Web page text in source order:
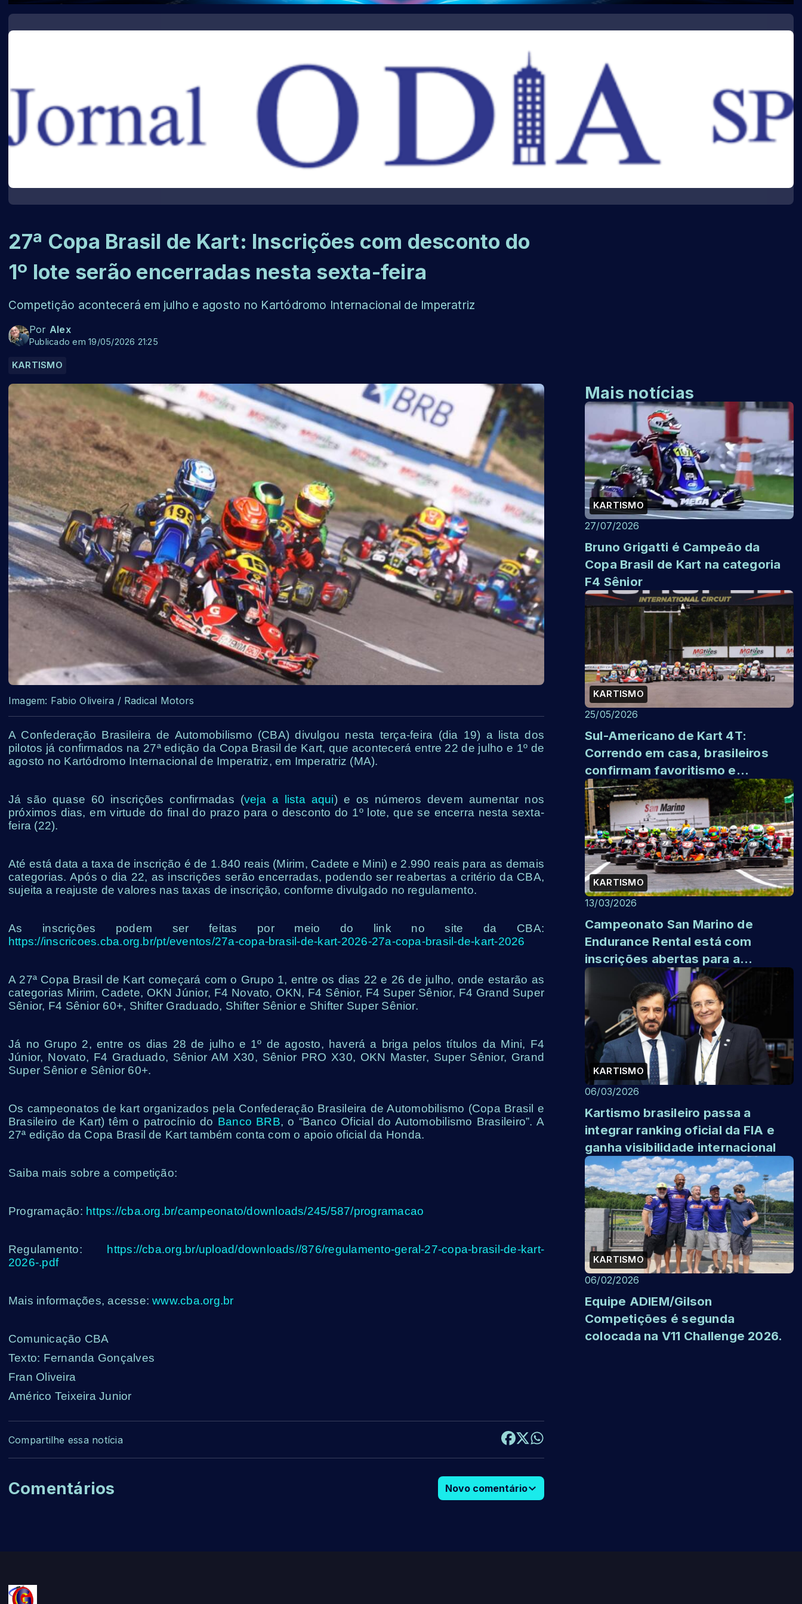
27ª Copa Brasil de Kart: Inscrições com desconto do
1º lote serão encerradas nesta sexta-feira
Competição acontecerá em julho e agosto no Kartódromo Internacional de Imperatriz
Por Alex
Publicado em 19/05/2026 21:25
KARTISMO
Imagem: Fabio Oliveira / Radical Motors
A Confederação Brasileira de Automobilismo (CBA) divulgou nesta terça-feira (dia 19) a lista dos
pilotos já confirmados na 27ª edição da Copa Brasil de Kart, que acontecerá entre 22 de julho e 1º de
agosto no Kartódromo Internacional de Imperatriz, em Imperatriz (MA).
Já são quase 60 inscrições confirmadas (veja a lista aqui) e os números devem aumentar nos
próximos dias, em virtude do final do prazo para o desconto do 1º lote, que se encerra nesta sexta-
feira (22).
Até está data a taxa de inscrição é de 1.840 reais (Mirim, Cadete e Mini) e 2.990 reais para as demais
categorias. Após o dia 22, as inscrições serão encerradas, podendo ser reabertas a critério da CBA,
sujeita a reajuste de valores nas taxas de inscrição, conforme divulgado no regulamento.
As inscrições podem ser feitas por meio do link no site da CBA:
https://inscricoes.cba.org.br/pt/eventos/27a-copa-brasil-de-kart-2026-27a-copa-brasil-de-kart-2026
A 27ª Copa Brasil de Kart começará com o Grupo 1, entre os dias 22 e 26 de julho, onde estarão as
categorias Mirim, Cadete, OKN Júnior, F4 Novato, OKN, F4 Sênior, F4 Super Sênior, F4 Grand Super
Sênior, F4 Sênior 60+, Shifter Graduado, Shifter Sênior e Shifter Super Sênior.
Já no Grupo 2, entre os dias 28 de julho e 1º de agosto, haverá a briga pelos títulos da Mini, F4
Júnior, Novato, F4 Graduado, Sênior AM X30, Sênior PRO X30, OKN Master, Super Sênior, Grand
Super Sênior e Sênior 60+.
Os campeonatos de kart organizados pela Confederação Brasileira de Automobilismo (Copa Brasil e
Brasileiro de Kart) têm o patrocínio do Banco BRB, o “Banco Oficial do Automobilismo Brasileiro”. A
27ª edição da Copa Brasil de Kart também conta com o apoio oficial da Honda.
Saiba mais sobre a competição:
Programação: https://cba.org.br/campeonato/downloads/245/587/programacao
Regulamento:
https://cba.org.br/upload/downloads//876/regulamento-geral-27-copa-brasil-de-kart-
2026-.pdf
Mais informações, acesse:www.cba.org.br
Comunicação CBA
Texto: Fernanda Gonçalves
Fran Oliveira
Américo Teixeira Junior
Compartilhe essa notícia
Comentários Novo comentário
Mais notícias
KARTISMO
27/07/2026
Bruno Grigatti é Campeão da
Copa Brasil de Kart na categoria
F4 Sênior
KARTISMO
25/05/2026
Sul-Americano de Kart 4T:
Correndo em casa, brasileiros
confirmam favoritismo e
conquistam todos os pódios em
Nova Sa...
KARTISMO
13/03/2026
Campeonato San Marino de
Endurance Rental está com
inscrições abertas para a
temporada 2026
KARTISMO
06/03/2026
Kartismo brasileiro passa a
integrar ranking oficial da FIA e
ganha visibilidade internacional
KARTISMO
06/02/2026
Equipe ADIEM/Gilson
Competições é segunda
colocada na V11 Challenge 2026.